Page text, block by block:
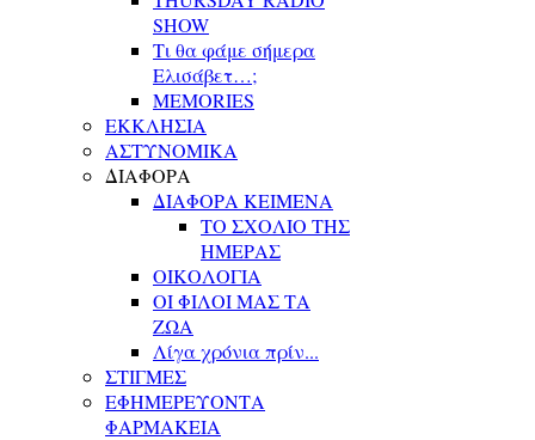
SHOW
Τι θα φάμε σήμερα
Ελισάβετ…;
MEMORIES
ΕΚΚΛΗΣΙΑ
ΑΣΤΥΝΟΜΙΚΑ
ΔΙΑΦΟΡΑ
ΔΙΑΦΟΡΑ ΚΕΙΜΕΝΑ
ΤΟ ΣΧΟΛΙΟ ΤΗΣ
ΗΜΕΡΑΣ
ΟΙΚΟΛΟΓΙΑ
ΟΙ ΦΙΛΟΙ ΜΑΣ ΤΑ
ΖΩΑ
Λίγα χρόνια πρίν...
ΣΤΙΓΜΕΣ
ΕΦΗΜΕΡΕΥΟΝΤΑ
ΦΑΡΜΑΚΕΙΑ